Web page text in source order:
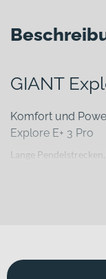
GIANT
Komfort und
Explore E+ 3 Pro
Lange
GIANT Explore E+ 3